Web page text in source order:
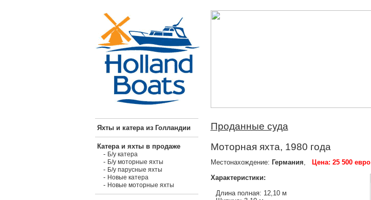
Яхты и катера из Голландии
Катера и яхты в продаже
- Б/у катера
- Б/у моторные яхты
- Б/у парусные яхты
- Новые катера
- Новые моторные яхты
Проданные суда
Моторная яхта, 1980 года
Местонахождение: Германия
Цена: 25 500 евро
Характеристики:
Длина полная: 12,10 м